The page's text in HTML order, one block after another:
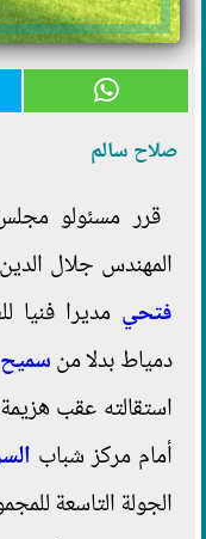
صلاح سالم
قرر مسئولو
المهندس جلال
فتحي مديرا فنيا
دمياط بدلا منسميح
استقالته عقب
أمام مركز شباب
الجولة التاسعة